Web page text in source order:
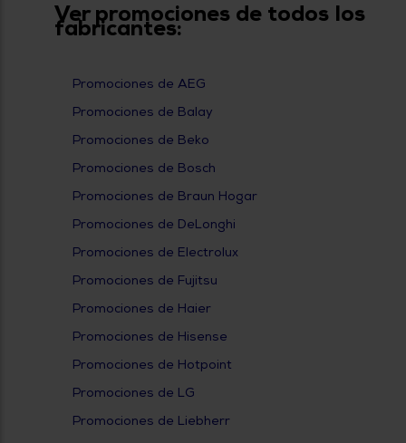
Ver promociones de todos los
fabricantes:
Promociones de AEG
Promociones de Balay
Promociones de Beko
Promociones de Bosch
Promociones de Braun Hogar
Promociones de DeLonghi
Promociones de Electrolux
Promociones de Fujitsu
Promociones de Haier
Promociones de Hisense
Promociones de Hotpoint
Promociones de LG
Promociones de Liebherr